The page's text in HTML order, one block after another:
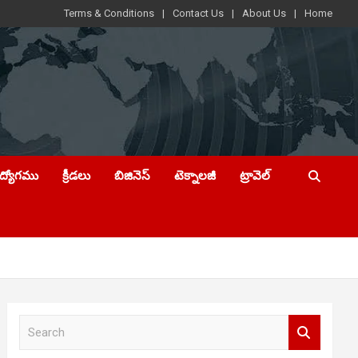
Terms & Conditions Contact Us About Us Home
క్రీడలు బిజినెస్ టెక్నాలజీ ట్రావెల్